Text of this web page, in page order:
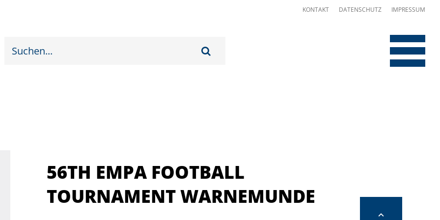
KONTAKT DATENSCHUTZ IMPRESSUM
nach:
56TH EMPA FOOTBALL
TOURNAMENT WARNEMUNDE
Go